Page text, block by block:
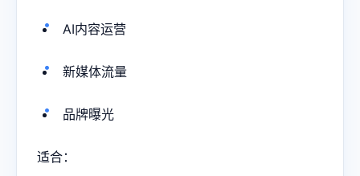
AI内容运营
新媒体流量
品牌曝光
适合：